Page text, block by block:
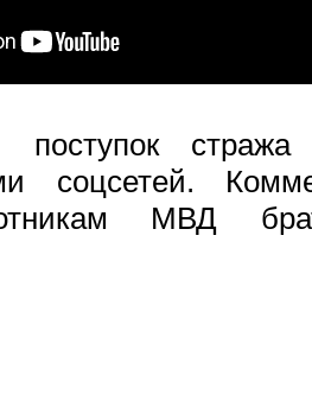
поступок
соцсетей.
МВД